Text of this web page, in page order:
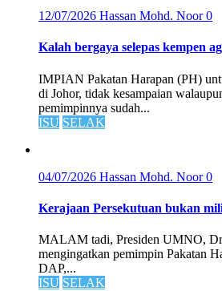
12/07/2026 Hassan Mohd. Noor0
Kalah bergaya selepas kempen
IMPIAN Pakatan Harapan (PH)
di Johor, tidak kesampaian
pemimpinnya sudah...
ISU SELAK
04/07/2026 Hassan Mohd. Noor0
Kerajaan Persekutuan bukan
MALAM tadi, Presiden UMNO,
mengingatkan pemimpin Pakatan
DAP,...
ISU SELAK